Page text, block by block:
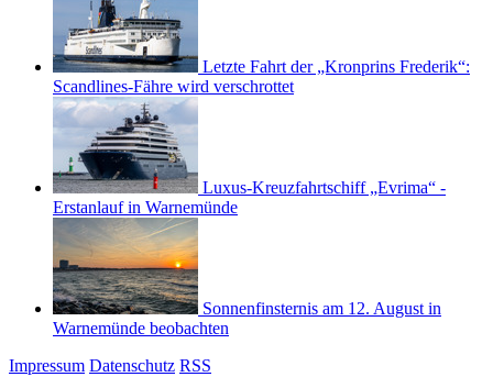
Letzte Fahrt der „Kronprins Frederik“:
Scandlines-Fähre wird verschrottet
Luxus-Kreuzfahrtschiff „Evrima“ -
Erstanlauf in Warnemünde
Sonnenfinsternis am 12. August in
Warnemünde beobachten
Impressum Datenschutz RSS